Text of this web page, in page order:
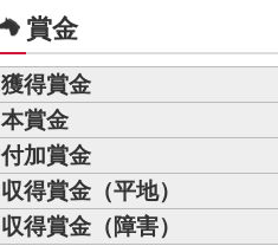
賞金
獲得賞金
本賞金
付加賞金
収得賞金（平地）
収得賞金（障害）